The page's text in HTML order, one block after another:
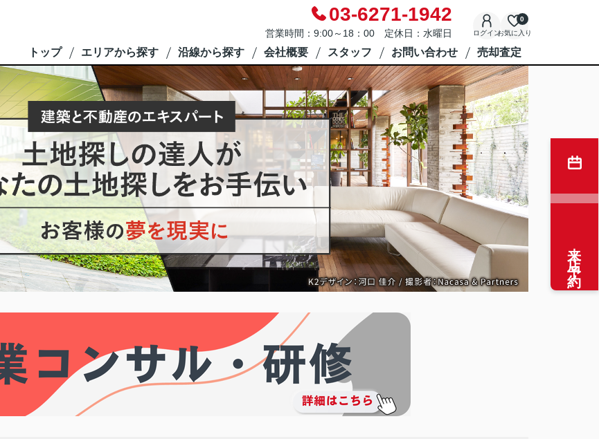
03-6271-1942
営業時間：9:00～18：00 定休日：水曜日 ログインお気に入り
0
トップ エリアから探す 沿線から探す 会社概要 スタッフ お問い合わせ 売却査定
来店予約